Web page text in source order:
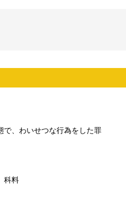
で、わいせつな行為をした罪
科料